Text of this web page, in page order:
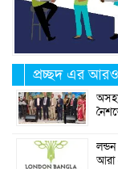
প্রচ্ছদ এর
আরা